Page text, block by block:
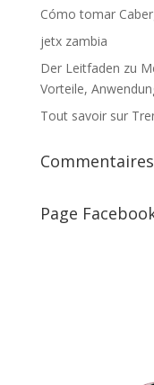
Cómo tomar
jetx zambia
Der Leitfaden zu
Vorteile,
Tout savoir sur
Page